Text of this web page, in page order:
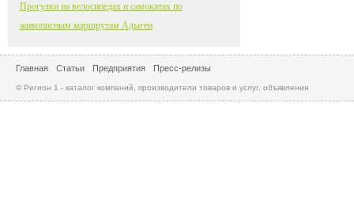
Прогулки на велосипедах и самокатах по
живописным маршрутам Адыгеи
Главная Статьи Предприятия Пресс-релизы
© Регион 1 - каталог компаний, производители товаров и услуг, объявления